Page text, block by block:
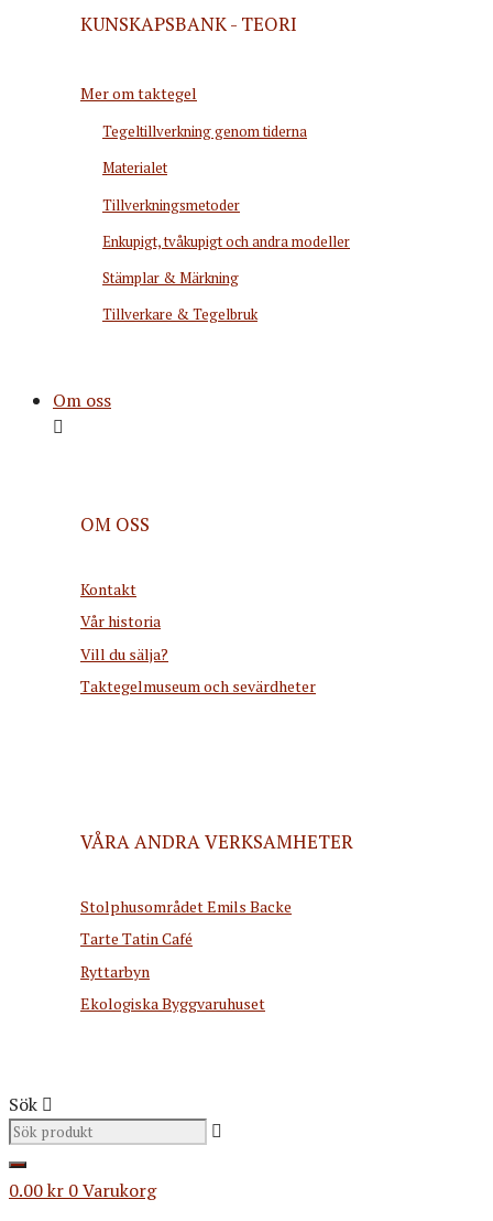
KUNSKAPSBANK - TEORI
Mer om taktegel
Tegeltillverkning genom tiderna
Materialet
Tillverkningsmetoder
Enkupigt, tvåkupigt och andra modeller
Stämplar & Märkning
Tillverkare & Tegelbruk
Om oss
OM OSS
Kontakt
Vår historia
Vill du sälja?
Taktegelmuseum och sevärdheter
VÅRA ANDRA VERKSAMHETER
Stolphusområdet Emils Backe
Tarte Tatin Café
Ryttarbyn
Ekologiska Byggvaruhuset
Sök
0.00kr 0Varukorg